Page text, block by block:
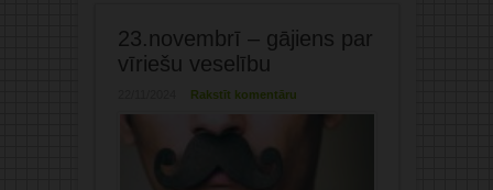
23.novembrī – gājiens par
vīriešu veselību
Rakstīt komentāru